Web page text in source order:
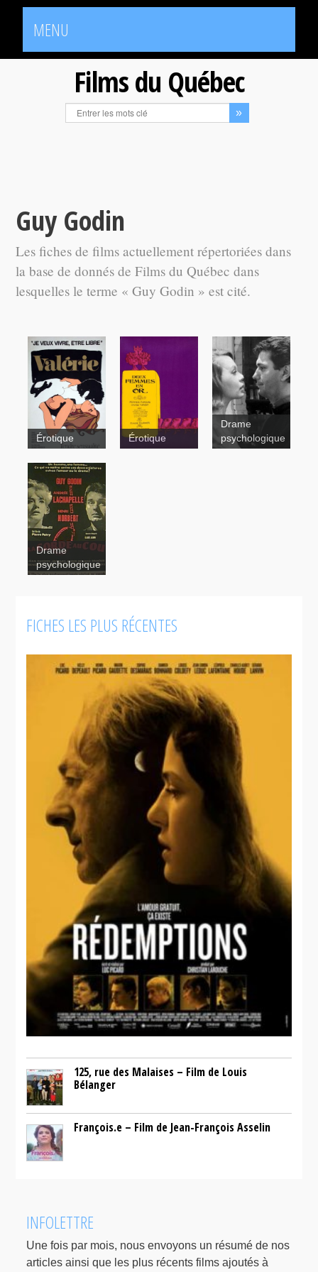
MENU
Films du Québec
Guy Godin
Les fiches de films actuellement répertoriées dans
la base de donnés de Films du Québec dans
lesquelles le terme « Guy Godin » est cité.
Valérie
Érotique Érotique
Drame
psychologique
Drame
psychologique
FICHES LES PLUS RÉCENTES
125, rue des Malaises – Film de Louis
Bélanger
François.e – Film de Jean-François Asselin
INFOLETTRE
Une fois par mois, nous envoyons un résumé de nos
articles ainsi que les plus récents films ajoutés à